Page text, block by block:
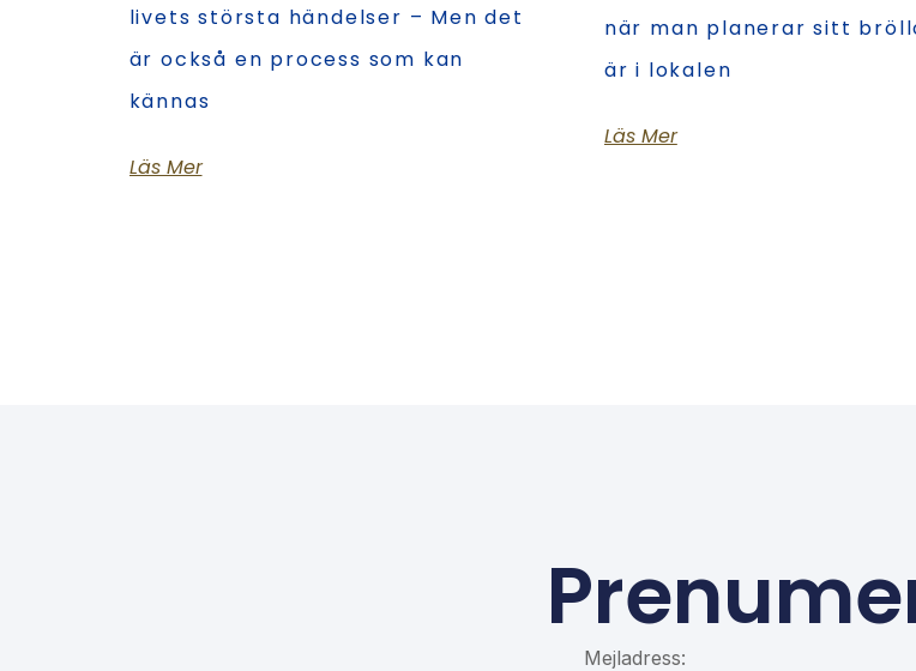
livets största händelser – Men det
är också en process som kan
kännas
Läs Mer
när man planerar sitt
är i lokalen
Läs Mer
Mejladress: